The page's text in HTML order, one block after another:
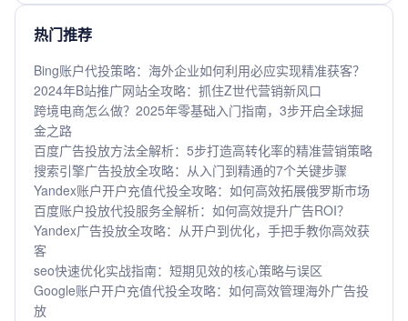
热门推荐
Bing账户代投策略：海外企业如何利用必应实现精准获客？
2024年B站推广网站全攻略：抓住Z世代营销新风口
跨境电商怎么做？2025年零基础入门指南，3步开启全球掘
金之路
百度广告投放方法全解析：5步打造高转化率的精准营销策略
搜索引擎广告投放全攻略：从入门到精通的7个关键步骤
Yandex账户开户充值代投全攻略：如何高效拓展俄罗斯市场
百度账户投放代投服务全解析：如何高效提升广告ROI？
Yandex广告投放全攻略：从开户到优化，手把手教你高效获
客
seo快速优化实战指南：短期见效的核心策略与误区
Google账户开户充值代投全攻略：如何高效管理海外广告投
放